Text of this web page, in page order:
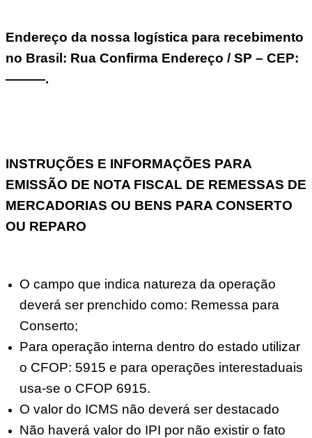
Endereço da nossa logística para recebimento
no Brasil: Rua Confirma Endereço / SP – CEP:
———.
INSTRUÇÕES E INFORMAÇÕES PARA
EMISSÃO DE NOTA FISCAL DE REMESSAS DE
MERCADORIAS OU BENS PARA CONSERTO
OU REPARO
O campo que indica natureza da operação
deverá ser prenchido como: Remessa para
Conserto;
Para operação interna dentro do estado utilizar
o CFOP: 5915 e para operações interestaduais
usa-se o CFOP 6915.
O valor do ICMS não deverá ser destacado
Não haverá valor do IPI por não existir o fato